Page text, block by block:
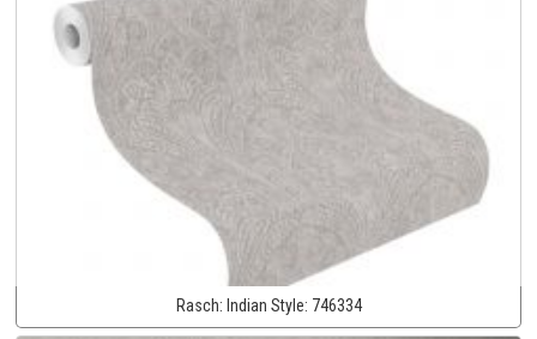
Rasch: Indian Style: 746334